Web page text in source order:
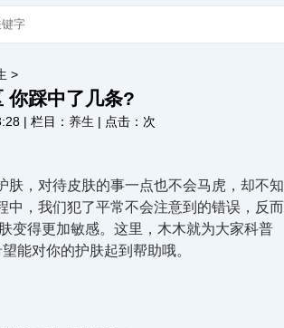
>
你踩中了几条?
| 栏目： 养生 | 点击： 次
肤，对待皮肤的事一点也不会马虎，却不知
中，我们犯了平常不会注意到的错误，反而
变得更加敏感。这里，木木就为大家科普
能对你的护肤起到帮助哦。